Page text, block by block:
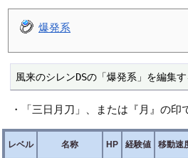
爆発系
風来のシレンDSの「爆発系」を編集す
・「三日月刀」、または『月』の印
レベル 名称 HP 経験値 移動速